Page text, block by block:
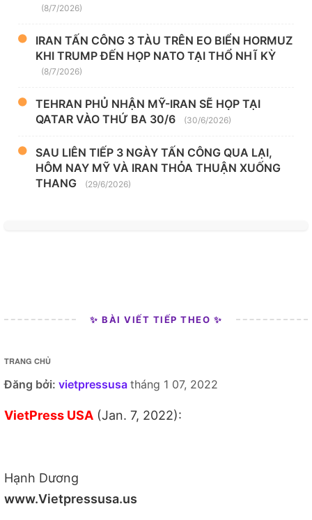
(8/7/2026)
IRAN TẤN CÔNG 3 TÀU TRÊN EO BIỂN HORMUZ
KHI TRUMP ĐẾN HỌP NATO TẠI THỔ NHĨ KỲ
(8/7/2026)
TEHRAN PHỦ NHẬN MỸ-IRAN SẼ HỌP TẠI
QATAR VÀO THỨ BA 30/6
(30/6/2026)
SAU LIÊN TIẾP 3 NGÀY TẤN CÔNG QUA LẠI,
HÔM NAY MỸ VÀ IRAN THỎA THUẬN XUỐNG
THANG
(29/6/2026)
✨ BÀI VIẾT TIẾP THEO ✨
TRANG CHỦ
Đăng bởi: vietpressusa tháng 1 07, 2022
VietPress USA (Jan. 7, 2022):
Hạnh Dương
www.Vietpressusa.us